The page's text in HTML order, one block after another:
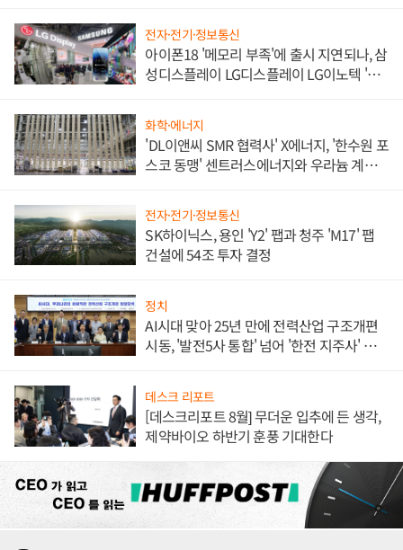
전자·전기·정보통신
아이폰18 '메모리 부족'에 출시 지연되나, 삼
성디스플레이 LG디스플레이 LG이노텍 '탈
화학·에너지
'DL이앤씨 SMR 협력사' X에너지, '한수원 포
스코 동맹' 센트러스에너지와 우라늄 계약
전자·전기·정보통신
SK하이닉스, 용인 'Y2' 팹과 청주 'M17' 팹
건설에 54조 투자 결정
정치
AI시대 맞아 25년 만에 전력산업 구조개편
시동, '발전5사 통합' 넘어 '한전 지주사' 재편
데스크 리포트
[데스크리포트 8월] 무더운 입추에 든 생각,
제약바이오 하반기 훈풍 기대한다